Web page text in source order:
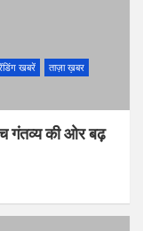
खबरें
ताज़ा ख़बर
गंतव्य की ओर बढ़